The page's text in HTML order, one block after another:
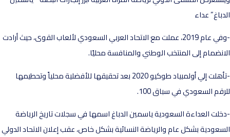
عداء
-وفي عام 2019، عملت مع الاتحاد العربي السعودي لألعاب القوى، حيث أرادت
إلى المنتخب الوطني والمنافسة محليًا.
-تأهلت إلي أولمبياد طوكيو 2020 بعد تحقيقها للأفضلية محلياً وتحطيمها
السعودي في سباق 100.
العداءة السعودية ياسمين الدباغ اسمها في سجلات تاريخ الرياضة
بشكل عام والرياضة النسائية بشكل خاص، عقب إعلان الاتحاد الدولي